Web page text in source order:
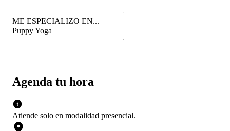
Agenda tu hora
Atiende solo en modalidad presencial.
ME ESPECIALIZO EN...
Puppy Yoga